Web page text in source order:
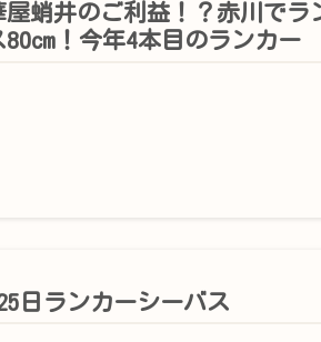
屋蛸井のご利益！？赤川でラ
80cm！今年4本目のランカー
日ランカーシーバス